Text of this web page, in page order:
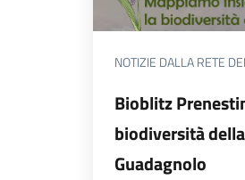
NOTIZIE DALLA RETE
Bioblitz
biodiversità
Guadagnolo